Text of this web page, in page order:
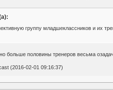
группу младшеклассников и их
больше половины тренеров весьма
(2016-02-01 09:16:37)